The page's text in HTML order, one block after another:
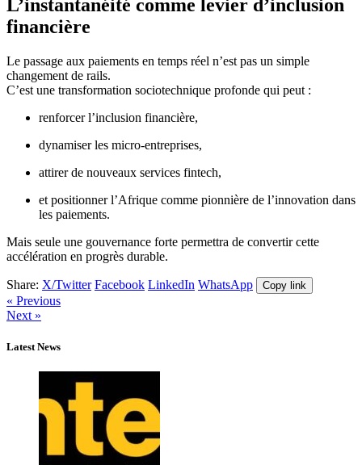
L’instantanéité comme levier d’inclusion
financière
Le passage aux paiements en temps réel n’est pas un simple
changement de rails.
C’est une transformation sociotechnique profonde qui peut :
renforcer l’inclusion financière,
dynamiser les micro-entreprises,
attirer de nouveaux services fintech,
et positionner l’Afrique comme pionnière de l’innovation dans
les paiements.
Mais seule une gouvernance forte permettra de convertir cette
accélération en progrès durable.
Share: X/Twitter Facebook LinkedIn WhatsApp Copy link
« Previous
Next »
Latest News